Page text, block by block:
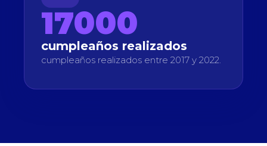
17000
cumpleaños realizados
cumpleaños realizados entre 2017 y 2022.